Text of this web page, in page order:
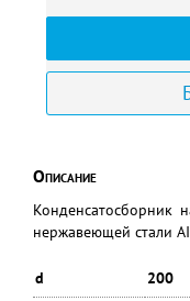
Описание
Конденсатосборник
нержавеющей стали
d 200